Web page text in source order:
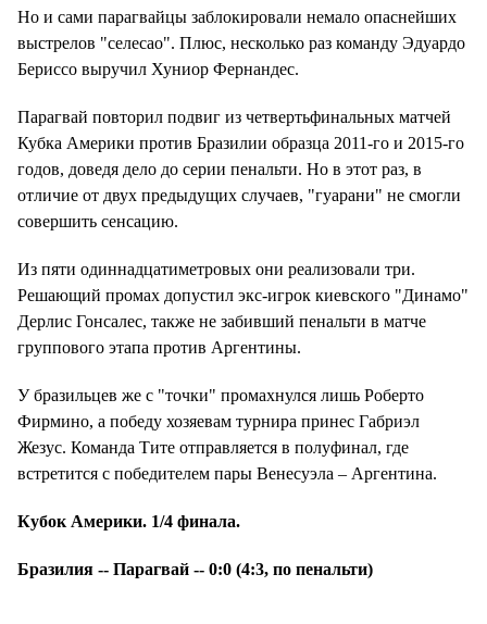
Но и сами парагвайцы заблокировали немало опаснейших
выстрелов "селесао". Плюс, несколько раз команду Эдуардо
Бериссо выручил Хуниор Фернандес.
Парагвай повторил подвиг из четвертьфинальных матчей
Кубка Америки против Бразилии образца 2011-го и 2015-го
годов, доведя дело до серии пенальти. Но в этот раз, в
отличие от двух предыдущих случаев, "гуарани" не смогли
совершить сенсацию.
Из пяти одиннадцатиметровых они реализовали три.
Решающий промах допустил экс-игрок киевского "Динамо"
Дерлис Гонсалес, также не забивший пенальти в матче
группового этапа против Аргентины.
У бразильцев же с "точки" промахнулся лишь Роберто
Фирмино, а победу хозяевам турнира принес Габриэл
Жезус. Команда Тите отправляется в полуфинал, где
встретится с победителем пары Венесуэла – Аргентина.
Кубок Америки. 1/4 финала.
Бразилия -- Парагвай -- 0:0 (4:3, по пенальти)